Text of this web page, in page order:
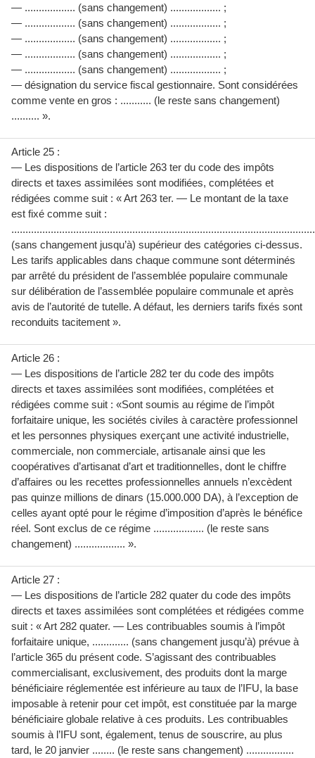
— .................. (sans changement) .................. ;
— .................. (sans changement) .................. ;
— .................. (sans changement) .................. ;
— .................. (sans changement) .................. ;
— .................. (sans changement) .................. ;
— désignation du service fiscal gestionnaire. Sont considérées
comme vente en gros : ........... (le reste sans changement)
.......... ».
Article 25 :
— Les dispositions de l’article 263 ter du code des impôts
directs et taxes assimilées sont modifiées, complétées et
rédigées comme suit : « Art 263 ter. — Le montant de la taxe
est fixé comme suit :
(sans changement jusqu’à) supérieur des catégories ci-dessus.
Les tarifs applicables dans chaque commune sont déterminés
par arrêté du président de l’assemblée populaire communale
sur délibération de l’assemblée populaire communale et après
avis de l’autorité de tutelle. A défaut, les derniers tarifs fixés sont
reconduits tacitement ».
Article 26 :
— Les dispositions de l’article 282 ter du code des impôts
directs et taxes assimilées sont modifiées, complétées et
rédigées comme suit : «Sont soumis au régime de l’impôt
forfaitaire unique, les sociétés civiles à caractère professionnel
et les personnes physiques exerçant une activité industrielle,
commerciale, non commerciale, artisanale ainsi que les
coopératives d’artisanat d’art et traditionnelles, dont le chiffre
d’affaires ou les recettes professionnelles annuels n’excèdent
pas quinze millions de dinars (15.000.000 DA), à l’exception de
celles ayant opté pour le régime d’imposition d’après le bénéfice
réel. Sont exclus de ce régime .................. (le reste sans
changement) .................. ».
Article 27 :
— Les dispositions de l’article 282 quater du code des impôts
directs et taxes assimilées sont complétées et rédigées comme
suit : « Art 282 quater. — Les contribuables soumis à l’impôt
forfaitaire unique, ............. (sans changement jusqu’à) prévue à
l’article 365 du présent code. S’agissant des contribuables
commercialisant, exclusivement, des produits dont la marge
bénéficiaire réglementée est inférieure au taux de l’IFU, la base
imposable à retenir pour cet impôt, est constituée par la marge
bénéficiaire globale relative à ces produits. Les contribuables
soumis à l’IFU sont, également, tenus de souscrire, au plus
tard, le 20 janvier ........ (le reste sans changement) .................